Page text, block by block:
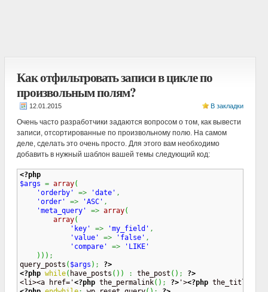
Как отфильтровать записи в цикле по
произвольным полям?
В закладки
Очень часто разработчики задаются вопросом о том, как вывести
записи, отсортированные по произвольному полю. На самом
деле, сделать это очень просто. Для этого вам необходимо
добавить в нужный шаблон вашей темы следующий код:
<?php
$args = array(
'orderby'
=> 'date' ,
'order'
=> 'ASC' ,
'meta_query'
=> array(
array(
'key'
=> 'my_field' ,
'value'
=> 'false' ,
'compare'
=>
'LIKE'
) ) ) ;
query_posts ( $args ) ;
?>
<?php while( have_posts ( ) ) : the_post ( ) ;
?>
<li><a href='<?php the_permalink( ) ; ?>'><?php the_title